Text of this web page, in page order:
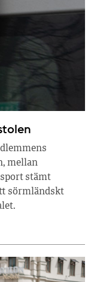
mellan
stämt
sörmländskt